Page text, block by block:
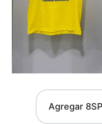
Agregar